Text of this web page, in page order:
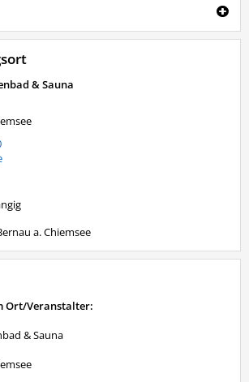
& Sauna
a. Chiemsee
Ort/Veranstalter:
& Sauna